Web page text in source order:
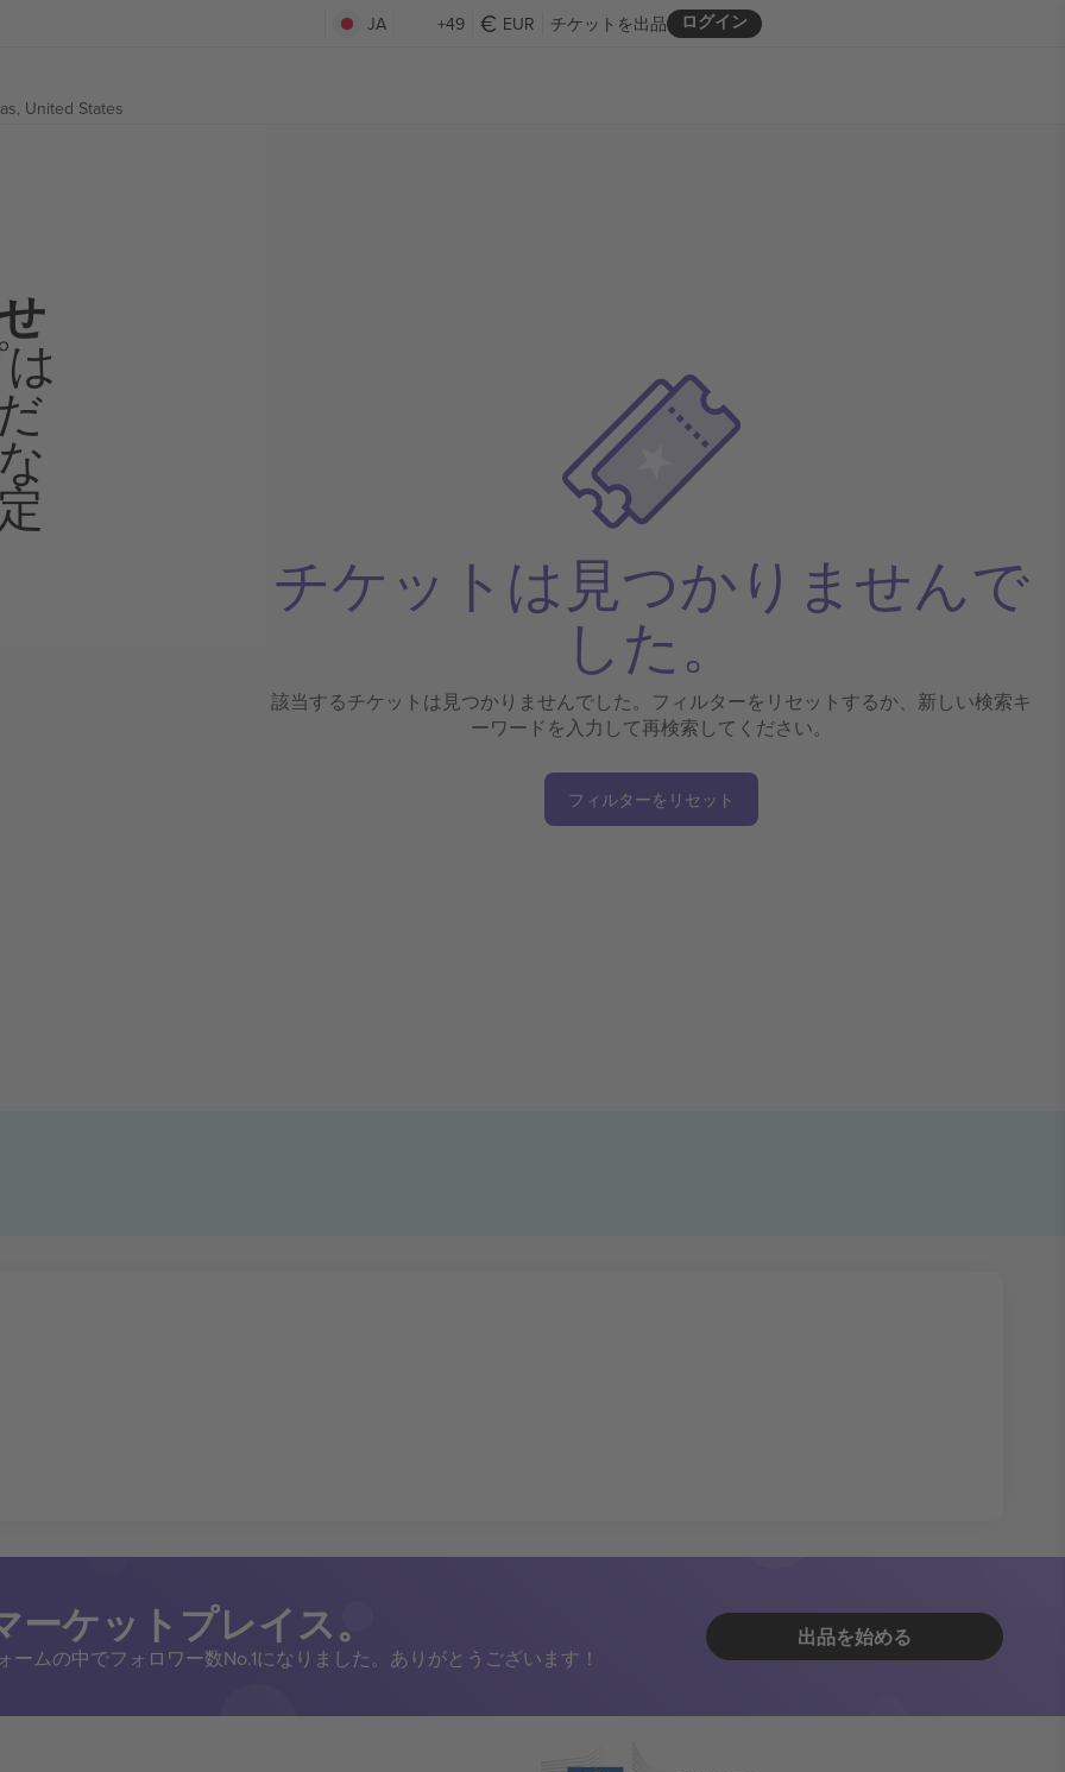
JA +49 EUR ログイン
チケットを出品
United States
チケットは見つかりませんで
した。
該当するチケットは見つかりませんでした。フィルターをリセットするか、新しい検索キ
ーワードを入力して再検索してください。
フィルターをリセット
ケットプレイス。
ムの中でフォロワー数No.1になりました。ありがとうございます！
出品を始める